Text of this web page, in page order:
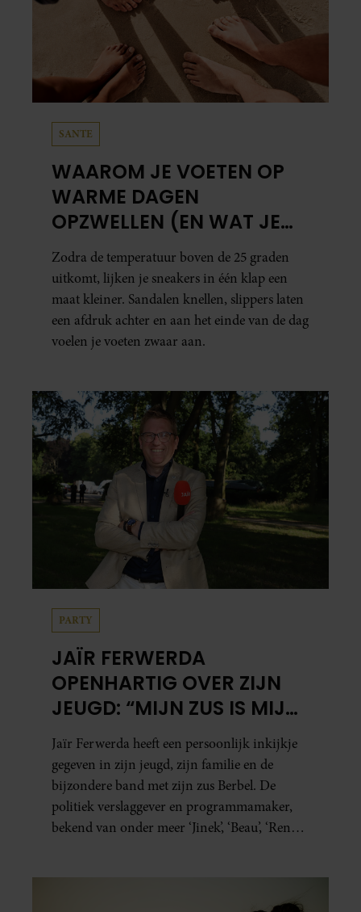
SANTE
WAAROM JE VOETEN OP
WARME DAGEN
OPZWELLEN (EN WAT JE
ERAAN KUNT DOEN)
Zodra de temperatuur boven de 25 graden
uitkomt, lijken je sneakers in één klap een
maat kleiner. Sandalen knellen, slippers laten
een afdruk achter en aan het einde van de dag
voelen je voeten zwaar aan.
PARTY
JAÏR FERWERDA
OPENHARTIG OVER ZIJN
JEUGD: “MIJN ZUS IS MIJN
MORELE KOMPAS”
Jaïr Ferwerda heeft een persoonlijk inkijkje
gegeven in zijn jeugd, zijn familie en de
bijzondere band met zijn zus Berbel. De
politiek verslaggever en programmamaker,
bekend van onder meer ‘Jinek’, ‘Beau’, ‘Renze’,